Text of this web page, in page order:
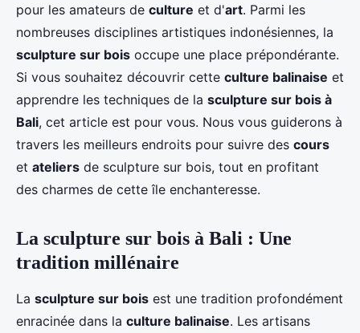
pour les amateurs de culture et d'art. Parmi les
nombreuses disciplines artistiques indonésiennes, la
sculpture sur bois occupe une place prépondérante.
Si vous souhaitez découvrir cette culture balinaise et
apprendre les techniques de la sculpture sur bois à
Bali, cet article est pour vous. Nous vous guiderons à
travers les meilleurs endroits pour suivre des cours
et ateliers de sculpture sur bois, tout en profitant
des charmes de cette île enchanteresse.
La sculpture sur bois à Bali : Une
tradition millénaire
La sculpture sur bois est une tradition profondément
enracinée dans la culture balinaise. Les artisans